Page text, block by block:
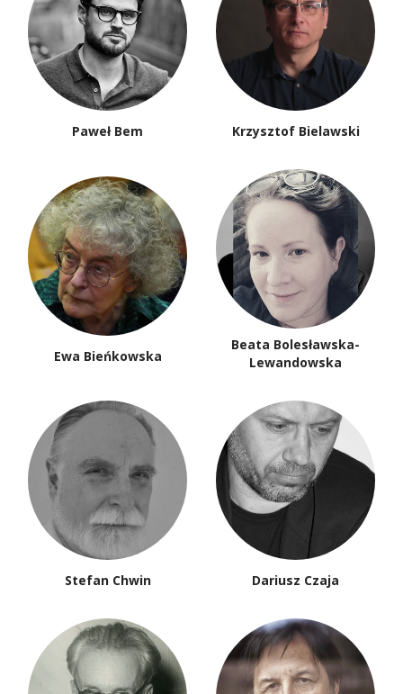
Paweł Bem Krzysztof Bielawski
Ewa Bieńkowska
Beata Bolesławska-
Lewandowska
Stefan Chwin Dariusz Czaja